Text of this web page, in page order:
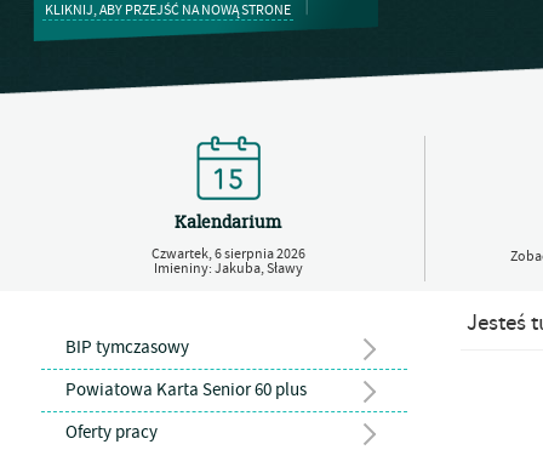
KLIKNIJ, ABY PRZEJŚĆ NA NOWĄ STRONE
Kalendarium
Czwartek,6sierpnia2026
Imieniny: Jakuba, Sławy
BIP tymczasowy
Powiatowa Karta Senior 60 plus
Oferty pracy
Jesteś